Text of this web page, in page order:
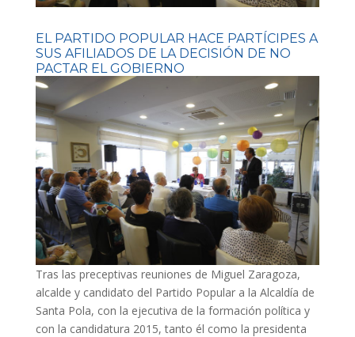
EL PARTIDO POPULAR HACE PARTÍCIPES A
SUS AFILIADOS DE LA DECISIÓN DE NO
PACTAR EL GOBIERNO
Tras las preceptivas reuniones de Miguel Zaragoza,
alcalde y candidato del Partido Popular a la Alcaldía de
Santa Pola, con la ejecutiva de la formación política y
con la candidatura 2015, tanto él como la presidenta